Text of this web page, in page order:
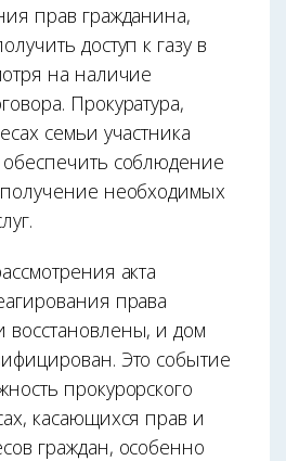
прав гражданина,
доступ к газу в
на наличие
Прокуратура,
семьи участника
соблюдение
необходимых
акта
права
восстановлены, и дом
Это событие
прокурорского
касающихся прав и
граждан, особенно